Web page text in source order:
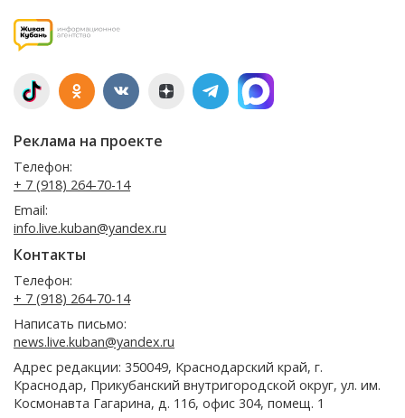
Реклама на проекте
Телефон:
+ 7 (918) 264-70-14
Email:
info.live.kuban@yandex.ru
Контакты
Телефон:
+ 7 (918) 264-70-14
Написать письмо:
news.live.kuban@yandex.ru
Адрес редакции: 350049, Краснодарский край, г.
Краснодар, Прикубанский внутригородской округ, ул. им.
Космонавта Гагарина, д. 116, офис 304, помещ. 1